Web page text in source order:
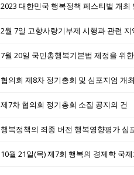
2023 대한민국 행복정책 페스티벌 개최
2월 7일 고향사랑기부제 시행과 관련
7월 20일 국민총행복기본법 제정을 위
협의회 제8차 정기총회 및 심포지엄 개
제7차 협의회 정기총회 소집 공지의 건
행복정책의 죄종 버전 행복영향평가 심
10월 21일(목) 제7회 행복의 경제학 국